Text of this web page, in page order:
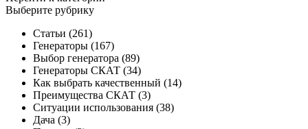
Выберите рубрику
Статьи (261)
Генераторы (167)
Выбор генератора (89)
Генераторы СКАТ (34)
Как выбрать качественный (14)
Преимущества СКАТ (3)
Ситуации использования (38)
Дача (3)